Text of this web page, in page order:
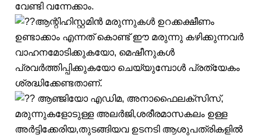
വേണ്ടി വന്നേക്കാം.
ആന്റിഹിസ്റ്റമിൻ മരുന്നുകൾ ഉറക്കക്ഷീണം
ഉണ്ടാക്കാം എന്നത് കൊണ്ട് ഈ മരുന്നു കഴിക്കുന്നവർ
വാഹനമോടിക്കുകയോ, മെഷീനുകൾ
പ്രവർത്തിപ്പിക്കുകയോ ചെയ്യുമ്പോൾ പ്രത്യേകം
ശ്രദ്ധിക്കേണ്ടതാണ്.
ആഞ്ജിയോ എഡിമ, അനാഫൈലക്സിസ്,
മരുന്നുകളോടുള്ള അലർജി,ശരീരമാസകലം ഉള്ള
അർട്ടിക്കേരിയ,തുടങ്ങിയവ ഉടനടി ആശുപത്രികളിൽ